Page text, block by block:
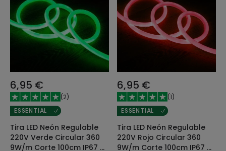
6,95 €
(2)
ESSENTIAL
Tira LED Neón Regulable
220V Verde Circular 360
9W/m Corte 100cm IP67 a
6,95 €
(1)
ESSENTIAL
Tira LED Neón Regulable
220V Rojo Circular 360
9W/m Corte 100cm IP67 a